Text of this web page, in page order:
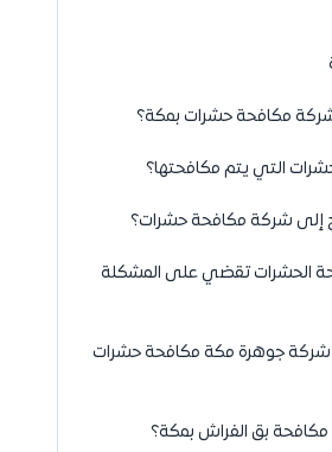
مكافحة حشرات بمكة؟
التي يتم مكافحتها؟
إلى شركة مكافحة حشرات؟
الحشرات تقضي على المشكلة
جوهرة مكة مكافحة حشرات
بق الفراش بمكة؟